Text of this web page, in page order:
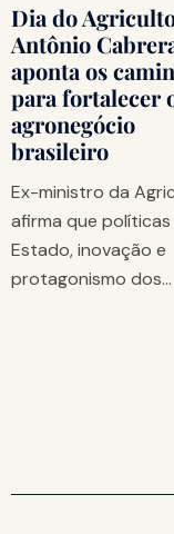
Dia do
Antônio
aponta os
para fortalecer
agronegócio
brasileiro
Ex-ministro da
afirma que políticas
Estado, inovação e
protagonismo dos…